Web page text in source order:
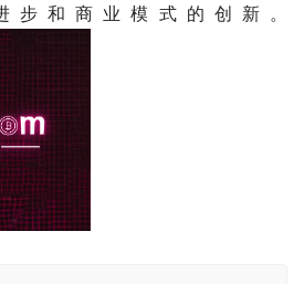
步和商业模式的创新。